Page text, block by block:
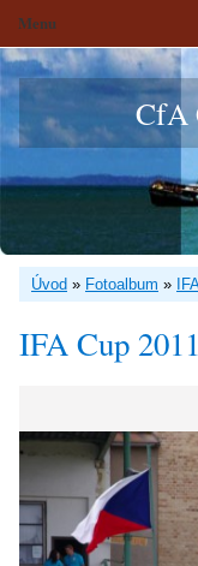
CfA
Úvod » Fotoalbum »
IFA Cup
Menu